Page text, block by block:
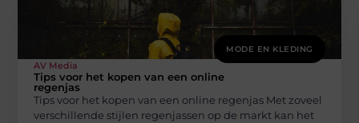
MODE EN KLEDING
AV Media
Tips voor het kopen van een online
regenjas
Tips voor het kopen van een online regenjas Met zoveel
verschillende stijlen regenjassen op de markt kan het